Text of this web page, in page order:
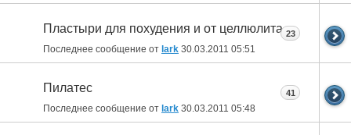
Пластыри для похудения и от целлюлита
Последнее сообщение от lark 30.03.2011 05:51
23
Пилатес
Последнее сообщение от lark 30.03.2011 05:48
41